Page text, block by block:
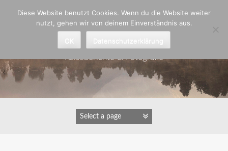
Astrid Padberg
Reiseberichte & Fotografie
Diese Website benutzt Cookies. Wenn du die Website weiter
nutzt, gehen wir von deinem Einverständnis aus.